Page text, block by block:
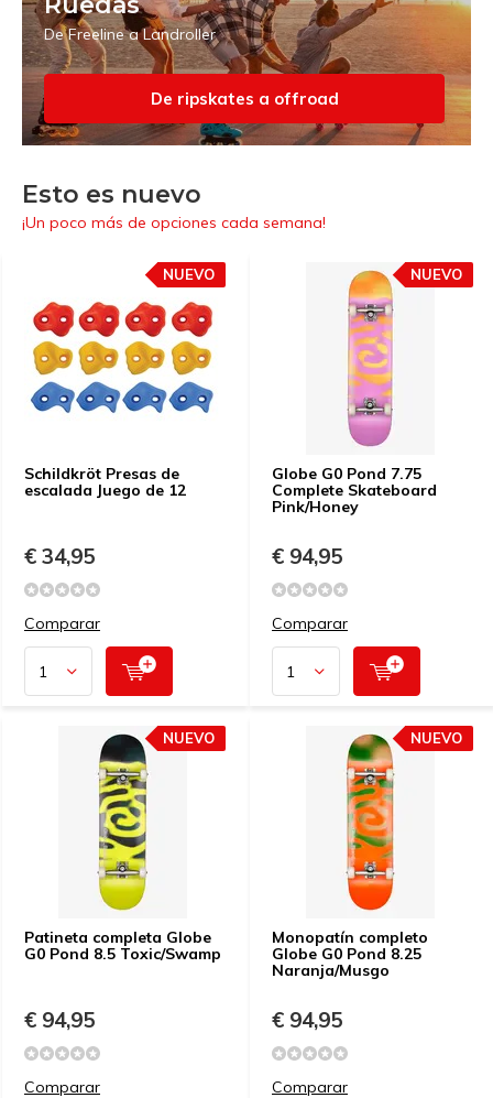
De Freeline a Landroller
De ripskates a offroad
Esto es nuevo
¡Un poco más de opciones cada semana!
Schildkröt Presas de
escalada Juego de 12
NUEVO
€ 34,95
Comparar
Globe G0 Pond 7.75
Complete Skateboard
Pink/Honey
NUEVO
€ 94,95
Comparar
Patineta completa Globe
G0 Pond 8.5 Toxic/Swamp
NUEVO
€ 94,95
Comparar
Monopatín completo
Globe G0 Pond 8.25
Naranja/Musgo
NUEVO
€ 94,95
Comparar